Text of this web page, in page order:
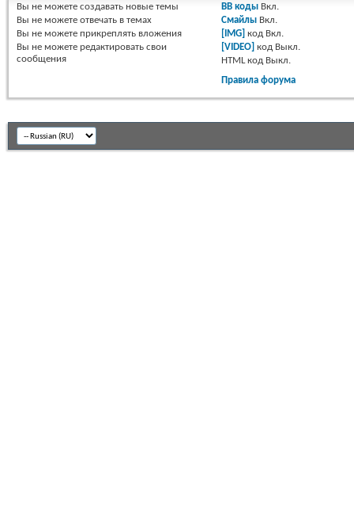
Вы не можете создавать новые темы
Вы не можете отвечать в темах
Вы не можете прикреплять вложения
Вы не можете редактировать свои
сообщения
BB коды Вкл.
Смайлы Вкл.
[IMG] код Вкл.
[VIDEO] код Выкл.
HTML код Выкл.
Правила форума